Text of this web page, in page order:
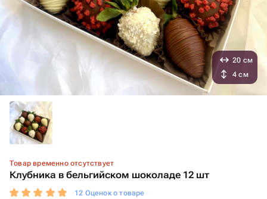
Товар временно отсутствует
Клубника в бельгийском шоколаде 12 шт
12 Оценок о товаре
20 см
4 см